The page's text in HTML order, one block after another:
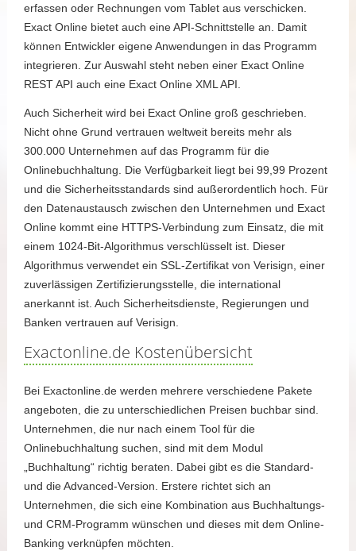
erfassen oder Rechnungen vom Tablet aus verschicken.
Exact Online bietet auch eine API-Schnittstelle an. Damit
können Entwickler eigene Anwendungen in das Programm
integrieren. Zur Auswahl steht neben einer Exact Online
REST API auch eine Exact Online XML API.
Auch Sicherheit wird bei Exact Online groß geschrieben.
Nicht ohne Grund vertrauen weltweit bereits mehr als
300.000 Unternehmen auf das Programm für die
Onlinebuchhaltung. Die Verfügbarkeit liegt bei 99,99 Prozent
und die Sicherheitsstandards sind außerordentlich hoch. Für
den Datenaustausch zwischen den Unternehmen und Exact
Online kommt eine HTTPS-Verbindung zum Einsatz, die mit
einem 1024-Bit-Algorithmus verschlüsselt ist. Dieser
Algorithmus verwendet ein SSL-Zertifikat von Verisign, einer
zuverlässigen Zertifizierungsstelle, die international
anerkannt ist. Auch Sicherheitsdienste, Regierungen und
Banken vertrauen auf Verisign.
Exactonline.de Kostenübersicht
Bei Exactonline.de werden mehrere verschiedene Pakete
angeboten, die zu unterschiedlichen Preisen buchbar sind.
Unternehmen, die nur nach einem Tool für die
Onlinebuchhaltung suchen, sind mit dem Modul
„Buchhaltung“ richtig beraten. Dabei gibt es die Standard-
und die Advanced-Version. Erstere richtet sich an
Unternehmen, die sich eine Kombination aus Buchhaltungs-
und CRM-Programm wünschen und dieses mit dem Online-
Banking verknüpfen möchten.